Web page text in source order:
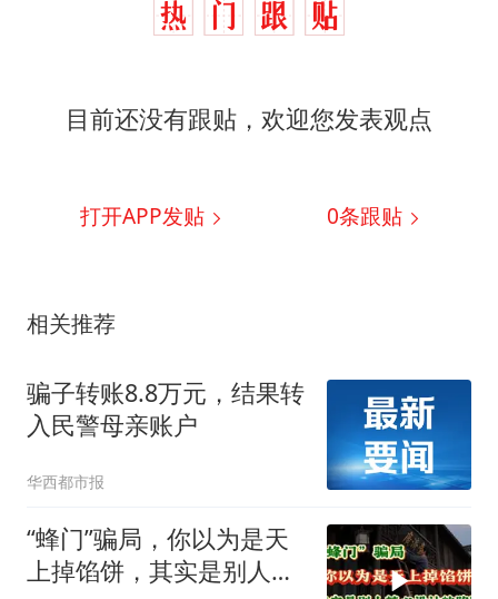
目前还没有跟贴，欢迎您发表观点
打开APP发贴 0条跟贴
相关推荐
骗子转账8.8万元，结果转
入民警母亲账户
华西都市报
“蜂门”骗局，你以为是天
上掉馅饼，其实是别人精